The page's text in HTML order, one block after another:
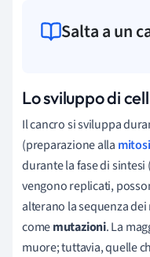
Salta a un
Lo sviluppo di
Il cancro si sviluppa
(preparazione alla mitosi
durante la fase di sintesi (
vengono replicati,
alterano la sequenza
comemutazioni. La
muore; tuttavia, quelle